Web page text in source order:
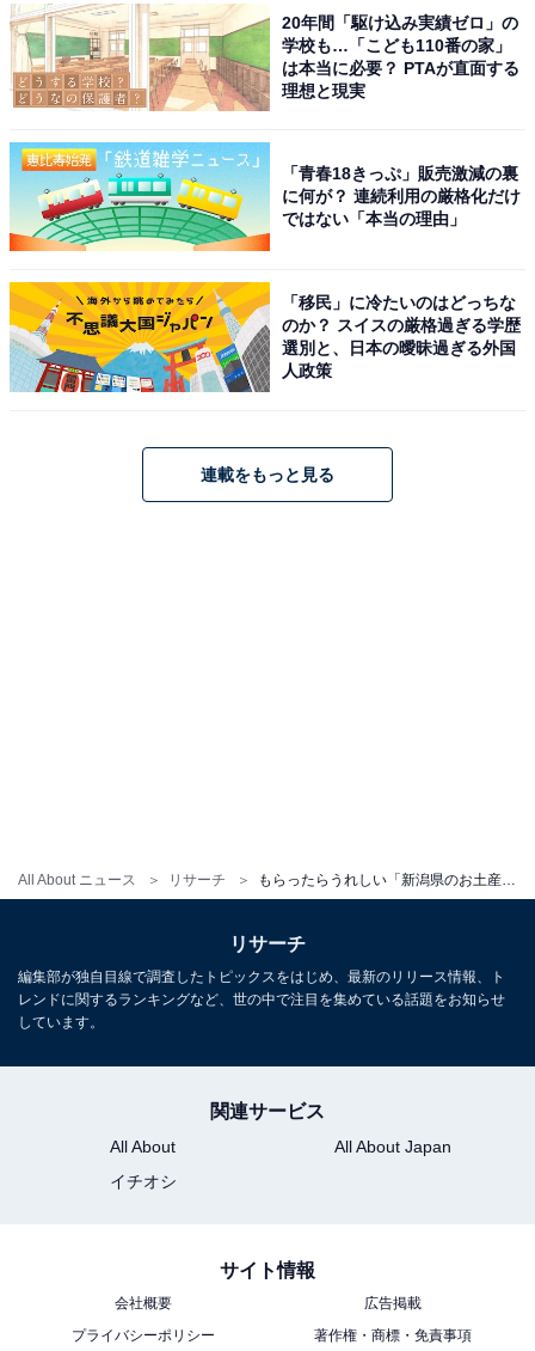
All About ニュース リサーチ
もらったらうれしい「福井県のお土産」ランキ
ング！ 2位「から揚げせんべい」を抑えた1位
は？【2026年調査】
20年間「駆け込み実績ゼロ」の
学校も…「こども110番の家」
は本当に必要？ PTAが直面する
理想と現実
「青春18きっぷ」販売激減の裏
に何が？ 連続利用の厳格化だけ
ではない「本当の理由」
「移民」に冷たいのはどっちな
のか？ スイスの厳格過ぎる学歴
選別と、日本の曖昧過ぎる外国
人政策
連載をもっと見る
リサーチ
編集部が独自目線で調査したトピックスをはじめ、最新のリリース情報、ト
レンドに関するランキングなど、世の中で注目を集めている話題をお知らせ
しています。
関連サービス
All About
All About Japan
イチオシ
サイト情報
会社概要
広告掲載
プライバシーポリシー
著作権・商標・免責事項